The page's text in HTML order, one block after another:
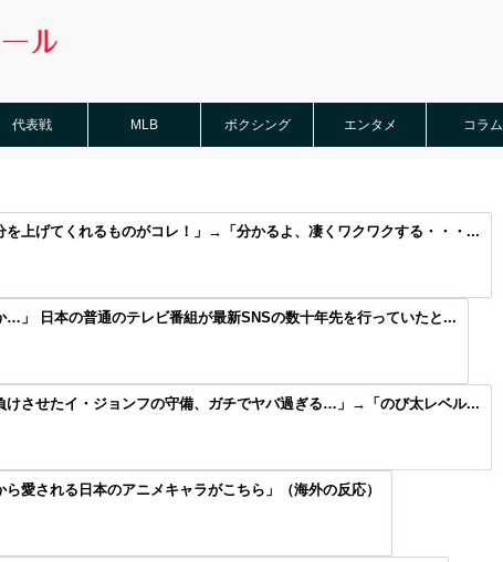
代表戦 MLB ボクシング エンタメ コラム
を上げてくれるものがコレ！」→「分かるよ、凄くワクワクする・・・...
…」 日本の普通のテレビ番組が最新SNSの数十年先を行っていたと...
けさせたイ・ジョンフの守備、ガチでヤバ過ぎる…」→「のび太レベル...
愛される日本のアニメキャラがこちら」（海外の反応）